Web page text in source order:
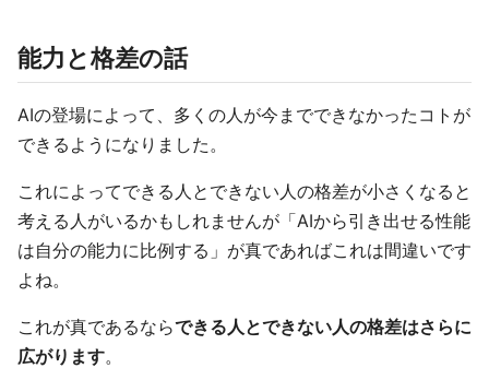
能力と格差の話
AIの登場によって、多くの人が今までできなかったコトが
できるようになりました。
これによってできる人とできない人の格差が小さくなると
考える人がいるかもしれませんが「AIから引き出せる性能
は自分の能力に比例する」が真であればこれは間違いです
よね。
これが真であるならできる人とできない人の格差はさらに
広がります。